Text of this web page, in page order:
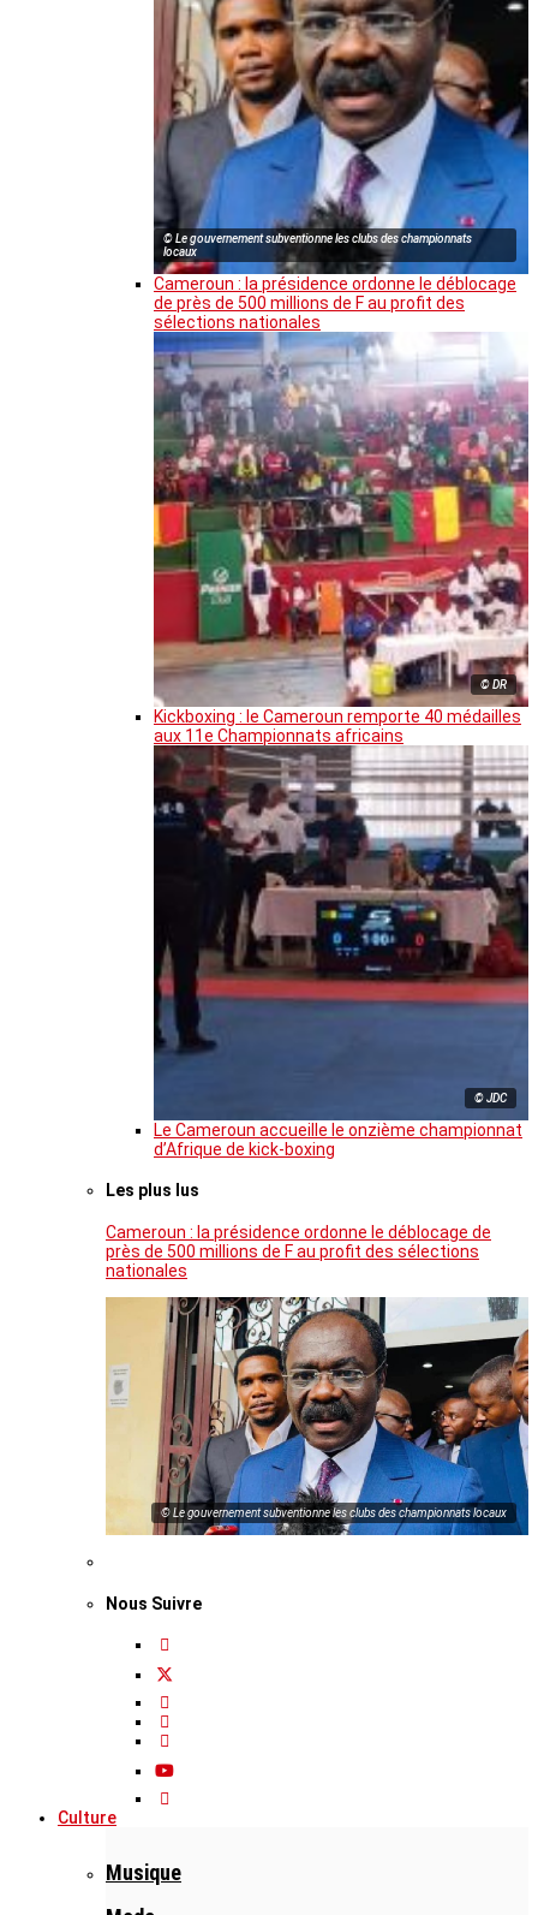
© Le gouvernement subventionne les clubs des championnats
locaux
Cameroun : la présidence ordonne le déblocage
de près de 500 millions de F au profit des
sélections nationales
© DR
Kickboxing : le Cameroun remporte 40 médailles
aux 11e Championnats africains
© JDC
Le Cameroun accueille le onzième championnat
d’Afrique de kick-boxing
Les plus lus
Cameroun : la présidence ordonne le déblocage de
près de 500 millions de F au profit des sélections
nationales
© Le gouvernement subventionne les clubs des championnats locaux
Nous Suivre
Culture
Musique